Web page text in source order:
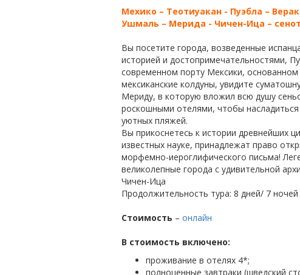
Мехико – Теотиуакан - Пуэбла –
Ушмаль – Мерида - Чичен-Ица –
Вы посетите города, возведенные
историей и достопримечательностями,
современном порту Мексики,
мексиканские колдуны, увидите
Мериду, в которую вложил всю душу
роскошными отелями, чтобы
уютных пляжей.
Вы прикоснетесь к истории древнейших
известных науке, принадлежат право
морфемно-иероглифического письма!
великолепные города с удивительной
Чичен-Ица
Продолжительность тура: 8 дней/ 7 ночей
Стоимость – онлайн
В стоимость включено:
проживание в отелях 4*;
полноценные завтраки (шведский